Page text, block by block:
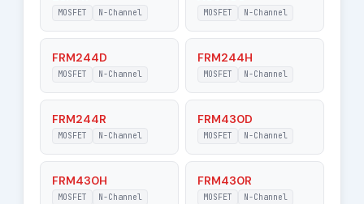
Gate-Source
20 V
|Vds| - Maximum
Drain-Source
Voltage
500 V
RDSon - Maximum
Drain-Source On-
State Resistance
1.4 Ohm
MOSFET N-Channel MOSFET N-Channel
FRM244D
MOSFET N-Channel
FRM244H
MOSFET N-Channel
FRM244R
MOSFET N-Channel
FRM430D
MOSFET N-Channel
FRM430H
MOSFET N-Channel
FRM430R
MOSFET N-Channel